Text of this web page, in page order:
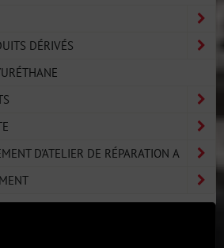
DÉRIVÉS
D'ATELIER DE RÉPARATION A